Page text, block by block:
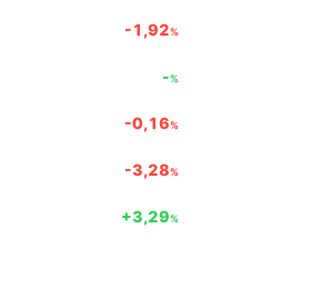
-1,92%
-%
-0,16%
-3,28%
+3,29%